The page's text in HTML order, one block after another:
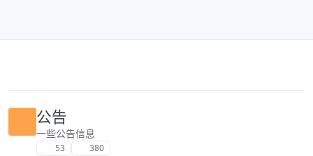
公告
一些公告信息
53 380